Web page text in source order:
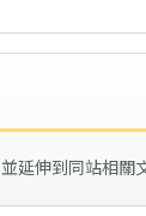
延伸到同站相關